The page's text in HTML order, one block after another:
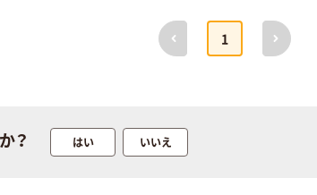
前へ
1
次へ
？ はい いいえ
嬬恋銘水 ナチュ
ラルミネラルウ
ト ニトリルグ
ローブ ホワイ
￥698~ （税込）